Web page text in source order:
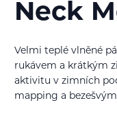
Neck
Velmi teplé vlněné
rukávem a krátkým
aktivitu v zimních
mapping a